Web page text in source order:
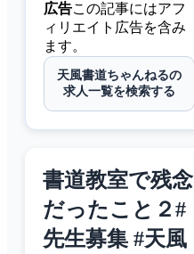
広告この記事にはアフ
ィリエイト広告を含み
ます。
天風書道ちゃんねるの
求人一覧を検索する
書道教室で残念
だったこと２#
先生募集 #天風